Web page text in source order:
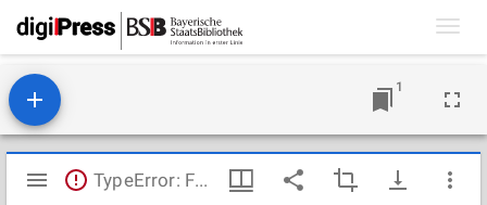
1
Mirador
TypeError: Failed to fetch